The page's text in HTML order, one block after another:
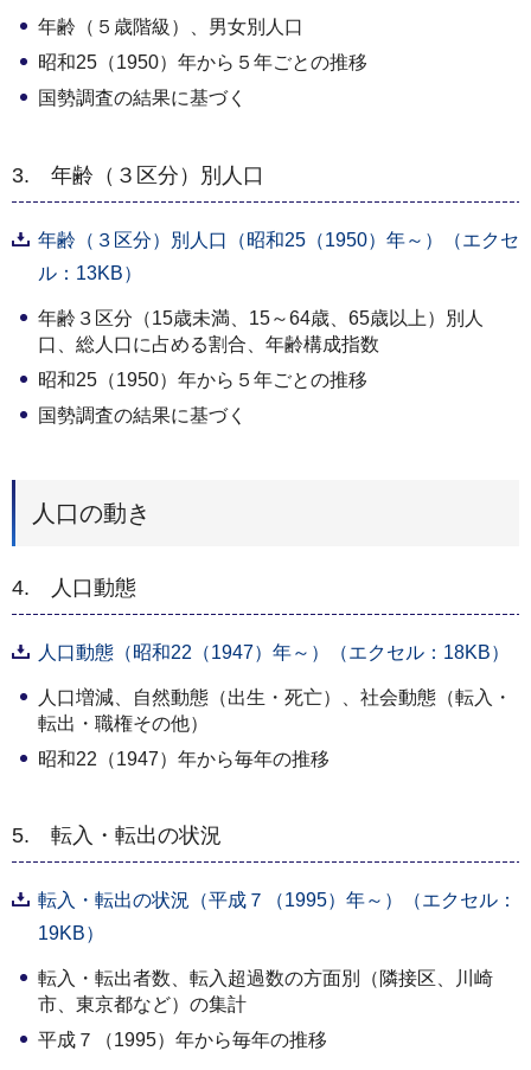
年齢（５歳階級）、男女別人口
昭和25（1950）年から５年ごとの推移
国勢調査の結果に基づく
3. 年齢（３区分）別人口
年齢（３区分）別人口（昭和25（1950）年～）（エクセ
ル：13KB）
年齢３区分（15歳未満、15～64歳、65歳以上）別人
口、総人口に占める割合、年齢構成指数
昭和25（1950）年から５年ごとの推移
国勢調査の結果に基づく
人口の動き
4. 人口動態
人口動態（昭和22（1947）年～）（エクセル：18KB）
人口増減、自然動態（出生・死亡）、社会動態（転入・
転出・職権その他）
昭和22（1947）年から毎年の推移
5. 転入・転出の状況
転入・転出の状況（平成７（1995）年～）（エクセル：
19KB）
転入・転出者数、転入超過数の方面別（隣接区、川崎
市、東京都など）の集計
平成７（1995）年から毎年の推移